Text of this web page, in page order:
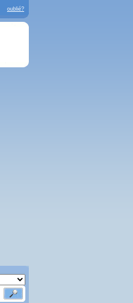
oublié?